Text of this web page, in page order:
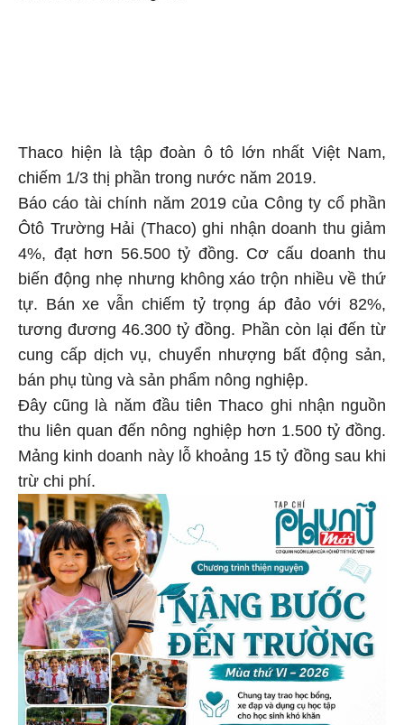
Thaco hiện là tập đoàn ô tô lớn nhất Việt Nam,
chiếm 1/3 thị phần trong nước năm 2019.
Báo cáo tài chính năm 2019 của Công ty cổ phần
Ôtô Trường Hải (Thaco) ghi nhận doanh thu giảm
4%, đạt hơn 56.500 tỷ đồng. Cơ cấu doanh thu
biến động nhẹ nhưng không xáo trộn nhiều về thứ
tự. Bán xe vẫn chiếm tỷ trọng áp đảo với 82%,
tương đương 46.300 tỷ đồng. Phần còn lại đến từ
cung cấp dịch vụ, chuyển nhượng bất động sản,
bán phụ tùng và sản phẩm nông nghiệp.
Đây cũng là năm đầu tiên Thaco ghi nhận nguồn
thu liên quan đến nông nghiệp hơn 1.500 tỷ đồng.
Mảng kinh doanh này lỗ khoảng 15 tỷ đồng sau khi
trừ chi phí.